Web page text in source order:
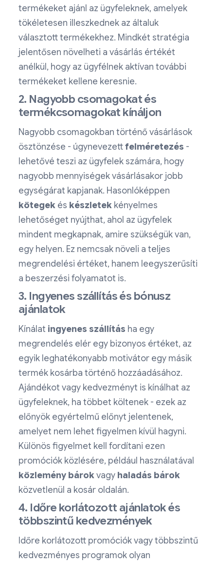
termékeket ajánl az ügyfeleknek, amelyek
tökéletesen illeszkednek az általuk
választott termékekhez. Mindkét stratégia
jelentősen növelheti a vásárlás értékét
anélkül, hogy az ügyfélnek aktívan további
termékeket kellene keresnie.
2. Nagyobb csomagokat és
termékcsomagokat kínáljon
Nagyobb csomagokban történő vásárlások
ösztönzése - úgynevezettfelméretezés -
lehetővé teszi az ügyfelek számára, hogy
nagyobb mennyiségek vásárlásakor jobb
egységárat kapjanak. Hasonlóképpen
kötegek és készletek kényelmes
lehetőséget nyújthat, ahol az ügyfelek
mindent megkapnak, amire szükségük van,
egy helyen. Ez nemcsak növeli a teljes
megrendelési értéket, hanem leegyszerűsíti
a beszerzési folyamatot is.
3. Ingyenes szállítás és bónusz
ajánlatok
Kínálat ingyenes szállítás ha egy
megrendelés elér egy bizonyos értéket, az
egyik leghatékonyabb motivátor egy másik
termék kosárba történő hozzáadásához.
Ajándékot vagy kedvezményt is kínálhat az
ügyfeleknek, ha többet költenek - ezek az
előnyök egyértelmű előnyt jelentenek,
amelyet nem lehet figyelmen kívül hagyni.
Különös figyelmet kell fordítani ezen
promóciók közlésére, például használatával
közlemény bárokvagy haladás bárok
közvetlenül a kosár oldalán.
4. Időre korlátozott ajánlatok és
többszintű kedvezmények
Időre korlátozott promóciók vagy többszintű
kedvezményes programok olyan